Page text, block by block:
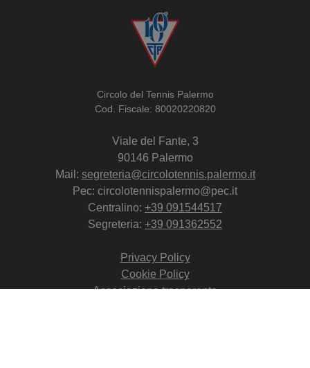
Circolo del Tennis Palermo
Cod. Fiscale: 80020220820
Viale del Fante, 3
90146 Palermo
Mail: segreteria@circolotennis.palermo.it
Pec: circolotennispalermo@pec.it
Centralino: +39 091544517
Segreteria: +39 091362552
Privacy Policy
Cookie Policy
Associazione trasparente